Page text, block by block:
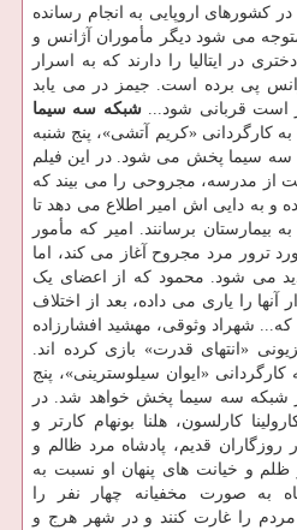
کشورهای اروپایی به انجام رسانده
می شود دیگر مأموران آژانس و
در ایتالیا را دارند که به اسرار
پی برده است. جیمز در می یابد
است قربانی شود...شبکه سه سیما
به کارگردانی «کریم آتشی»، پنج شنبه
ساعت ۱۰ از شبکه سه سیما پخش می شود. در این فیلم
از مدرسه، مجروحی را می بیند که
و به دایی اش امیر اطلاع می دهد تا
بیمارستان برسانند. امیر که مأمور
ترور مرد مجروح آغاز می کند، اما
می شود. محمود که از اعضای یک
را یاری می داده، بعد از اختلاف
شهراد وثوقی، مهشید افشارزاده
«انتهای قدرت» بازی کرده اند.
کارگردانی «ایوان سیلوسترینی»، پنج
۱۰ تیر ماه ساعت ۱۶ از شبکه سه سیما پخش خواهد شد. در
کارلسون، هلنا بونهام کارتر و
قدیم، پادشاه مرد ظالم و
و خیانت های پنهان او نسبت به
به صورت مخفیانه چهار نفر را
را غارت کنند و در شهر هرج و